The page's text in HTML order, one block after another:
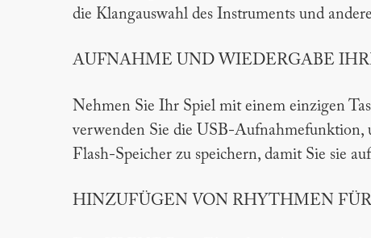
die Klangauswahl des Instruments und
AUFNAHME UND WIEDERGABE
Nehmen Sie Ihr Spiel mit einem einzigen
verwenden Sie die USB-
Flash-Speicher zu speichern, damit Sie sie
HINZUFÜGEN VON RHYTHMEN